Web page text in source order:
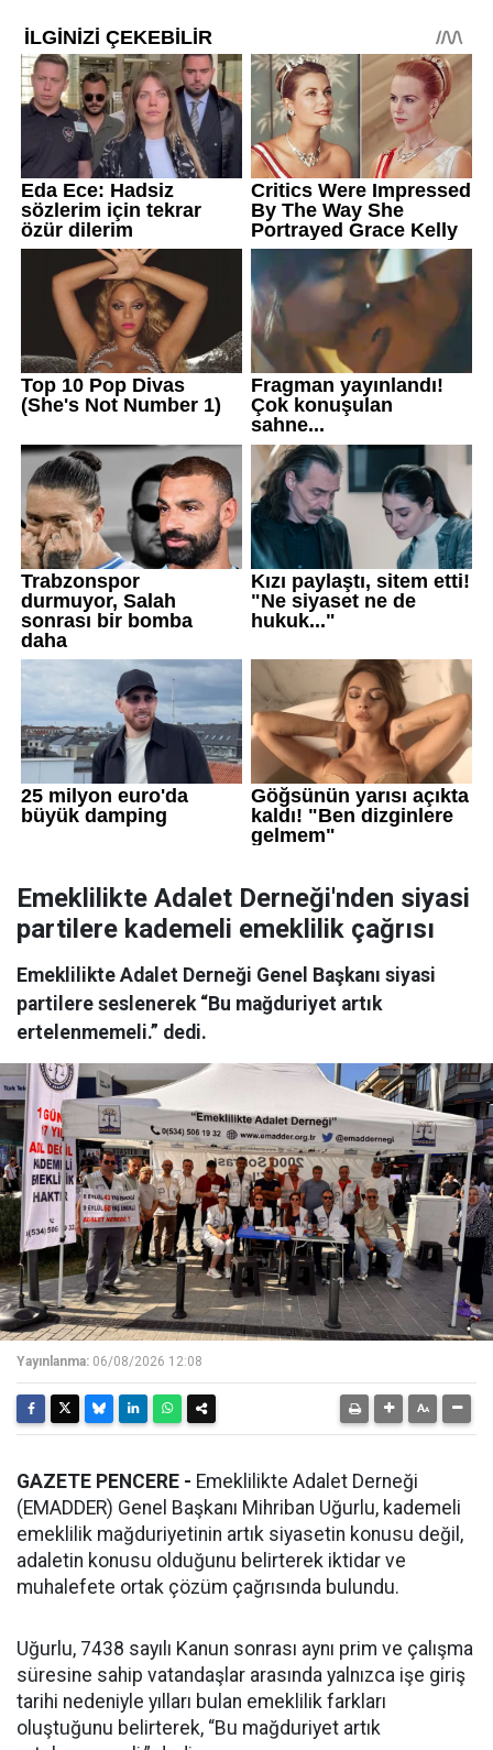
Emeklilikte Adalet Derneği'nden siyasi
partilere kademeli emeklilik çağrısı
Emeklilikte Adalet Derneği Genel Başkanı siyasi
partilere seslenerek “Bu mağduriyet artık
ertelenmemeli.” dedi.
Yayınlanma: 06/08/2026 12:08
GAZETE PENCERE - Emeklilikte Adalet Derneği
(EMADDER) Genel Başkanı Mihriban Uğurlu, kademeli
emeklilik mağduriyetinin artık siyasetin konusu değil,
adaletin konusu olduğunu belirterek iktidar ve
muhalefete ortak çözüm çağrısında bulundu.
Uğurlu, 7438 sayılı Kanun sonrası aynı prim ve çalışma
süresine sahip vatandaşlar arasında yalnızca işe giriş
tarihi nedeniyle yılları bulan emeklilik farkları
oluştuğunu belirterek, “Bu mağduriyet artık